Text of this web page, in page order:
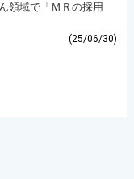
領域で「ＭＲの採用
(25/06/30)